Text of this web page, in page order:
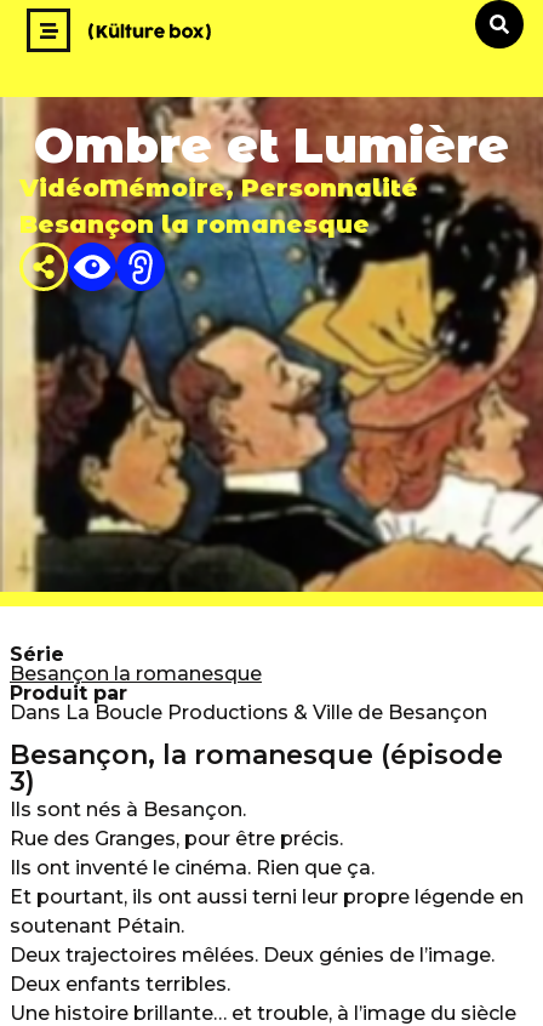
VidéoMémoire,Personnalité
Besançon la romanesque
Ombre et Lumière
Besançon, la romanesque (épisode
3)
Ils sont nés à Besançon.
Rue des Granges, pour être précis.
Ils ont inventé le cinéma. Rien que ça.
Et pourtant, ils ont aussi terni leur propre légende en
soutenant Pétain.
Deux trajectoires mêlées. Deux génies de l’image.
Deux enfants terribles.
Une histoire brillante… et trouble, à l’image du siècle
Série
Besançon la romanesque
Produit par
Dans La Boucle Productions & Ville de Besançon